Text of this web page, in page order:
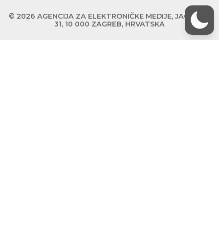
© 2026 AGENCIJA ZA ELEKTRONIČKE MEDIJE, JAGIĆEVA
31, 10 000 ZAGREB, HRVATSKA